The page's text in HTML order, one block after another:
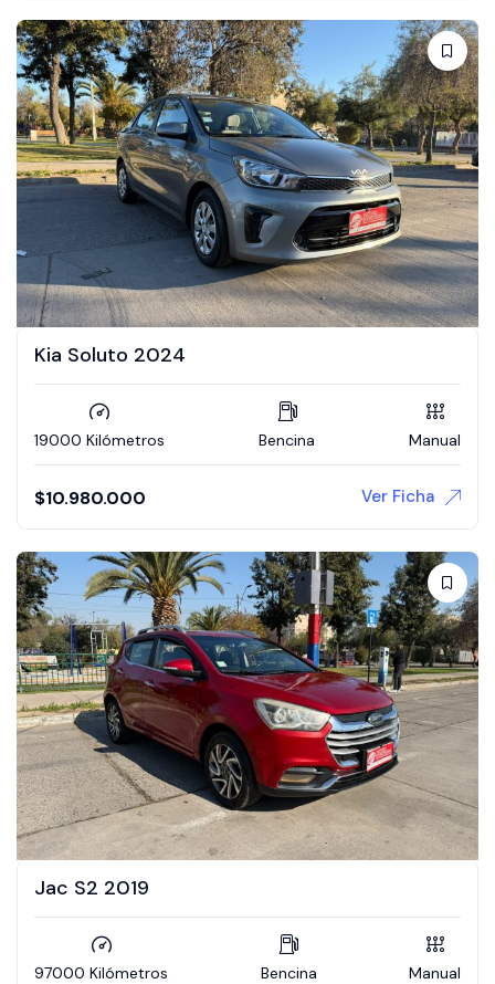
Kia Soluto 2024
19000 Kilómetros Bencina Manual
$10.980.000 Ver Ficha
Jac S2 2019
97000 Kilómetros Bencina Manual